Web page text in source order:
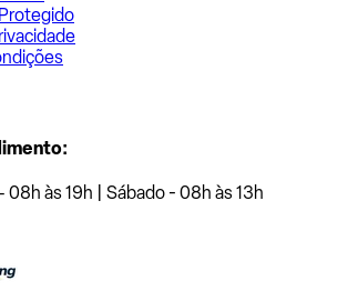
08h às 19h | Sábado - 08h às 13h